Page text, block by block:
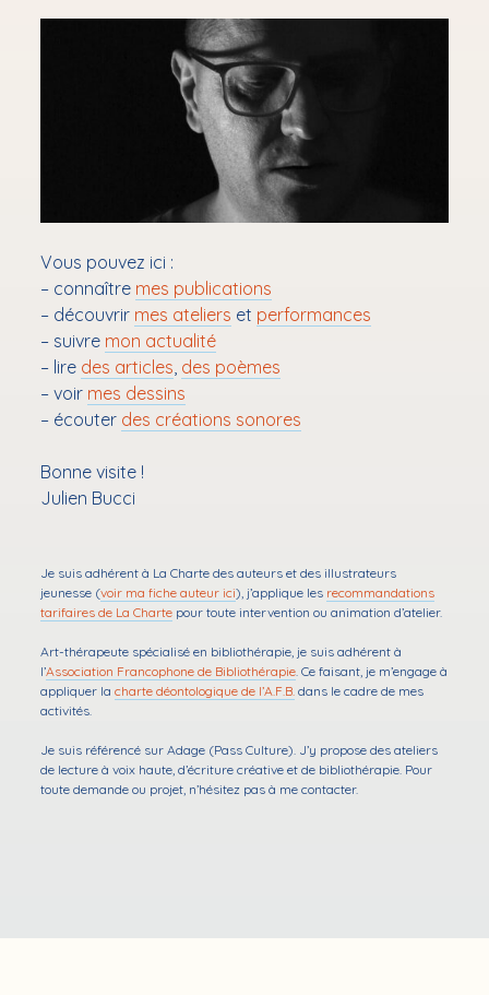
Performances
Ouvrir
menuOuvrir
le
menu
Ouvrir
podcast
Vous pouvez ici :
– connaître mes publications
– découvrir mes ateliers et performances
– suivre mon actualité
– lire des articles, des poèmes
– voir mes dessins
– écouter des créations sonores
Bonne visite !
Julien Bucci
Je suis adhérent à La Charte des auteurs et des illustrateurs
jeunesse (voir ma fiche auteur ici), j’applique les recommandations
tarifaires de La Charte pour toute intervention ou animation d’atelier.
Art-thérapeute spécialisé en bibliothérapie, je suis adhérent à
l’Association Francophone de Bibliothérapie. Ce faisant, je m’engage à
appliquer lacharte déontologique de l’A.F.B. dans le cadre de mes
activités.
Je suis référencé sur Adage (Pass Culture). J’y propose des ateliers
de lecture à voix haute, d’écriture créative et de bibliothérapie. Pour
toute demande ou projet, n’hésitez pas à me contacter.